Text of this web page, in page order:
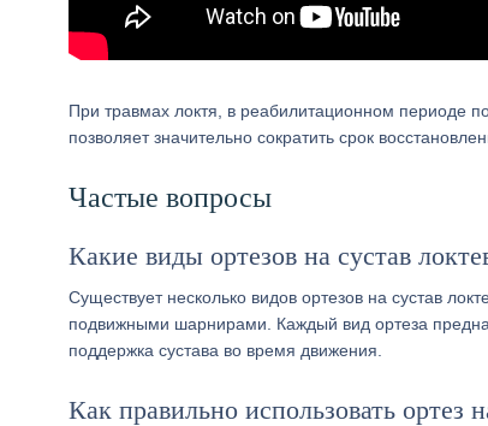
При травмах локтя, в реабилитационном периоде
позволяет значительно сократить срок
Частые вопросы
Какие виды ортезов на сустав
Существует несколько видов ортезов на сустав
подвижными шарнирами. Каждый вид ортеза
поддержка сустава во время движения.
Как правильно использовать ортез